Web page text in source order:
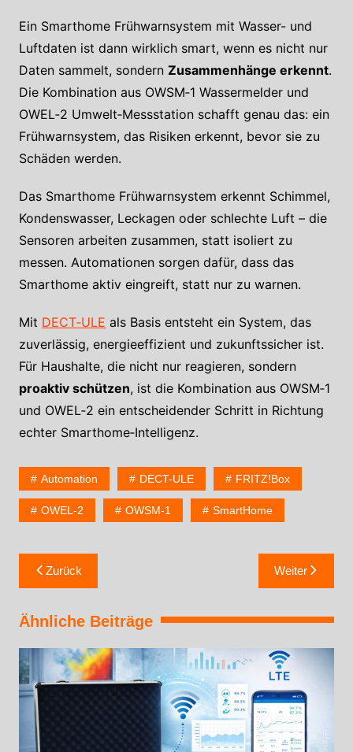
Ein Smarthome Frühwarnsystem mit Wasser- und
Luftdaten ist dann wirklich smart, wenn es nicht nur
Daten sammelt, sondern Zusammenhänge erkennt.
Die Kombination aus OWSM‑1 Wassermelder und
OWEL‑2 Umwelt‑Messstation schafft genau das: ein
Frühwarnsystem, das Risiken erkennt, bevor sie zu
Schäden werden.
Das Smarthome Frühwarnsystem erkennt Schimmel,
Kondenswasser, Leckagen oder schlechte Luft – die
Sensoren arbeiten zusammen, statt isoliert zu
messen. Automationen sorgen dafür, dass das
Smarthome aktiv eingreift, statt nur zu warnen.
Mit DECT‑ULE als Basis entsteht ein System, das
zuverlässig, energieeffizient und zukunftssicher ist.
Für Haushalte, die nicht nur reagieren, sondern
proaktiv schützen, ist die Kombination aus OWSM‑1
und OWEL‑2 ein entscheidender Schritt in Richtung
echter Smarthome‑Intelligenz.
Automation DECT-ULE FRITZ!Box
OWEL-2 OWSM-1 SmartHome
Zurück Weiter
Ähnliche Beiträge